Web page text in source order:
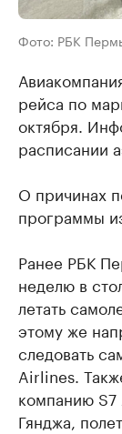
Фото: РБК
рейса по
октября.
расписании
О причинах
программы
Ранее РБК
неделю в
летать
этому же
следовать
Airlines.
компанию
Гянджа,